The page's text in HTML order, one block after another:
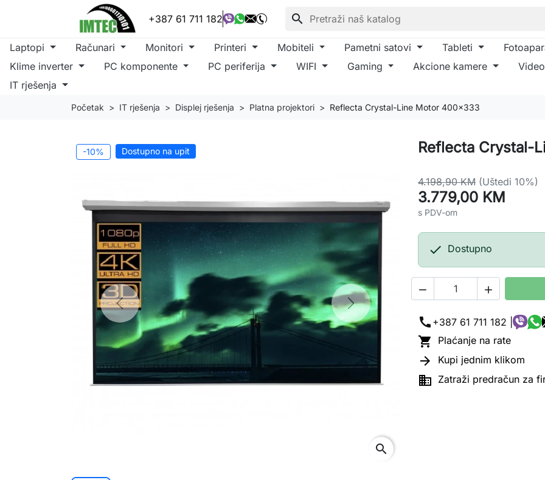
+387 61 711 182 search
Laptopi Računari Monitori Printeri Mobiteli Pametni satovi Tableti
Klime inverter
PC komponente PC periferija WIFI Gaming Akcione kamere
IT rješenja
Početak IT rješenja Displej rješenja Platna projektori Reflecta Crystal-Line Motor 400x333
-10% Dostupno na upit
Previous Next
search
Reflecta Crystal-
4.198,90 KM (Uštedi 10%)
3.779,00 KM
s PDV-om
 Dostupno
 
call +387 61 711 182 |
 Plaćanje na rate
 Kupi jednim klikom
 Zatraži predračun za